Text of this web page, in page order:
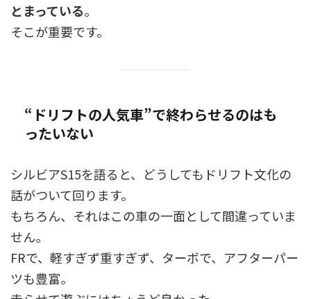
とまっている。
そこが重要です。
“ドリフトの人気車”で終わらせるのはも
ったいない
シルビアS15を語ると、どうしてもドリフト文化の
話がついて回ります。
もちろん、それはこの車の一面として間違っていま
せん。
FRで、軽すぎず重すぎず、ターボで、アフターパー
ツも豊富。